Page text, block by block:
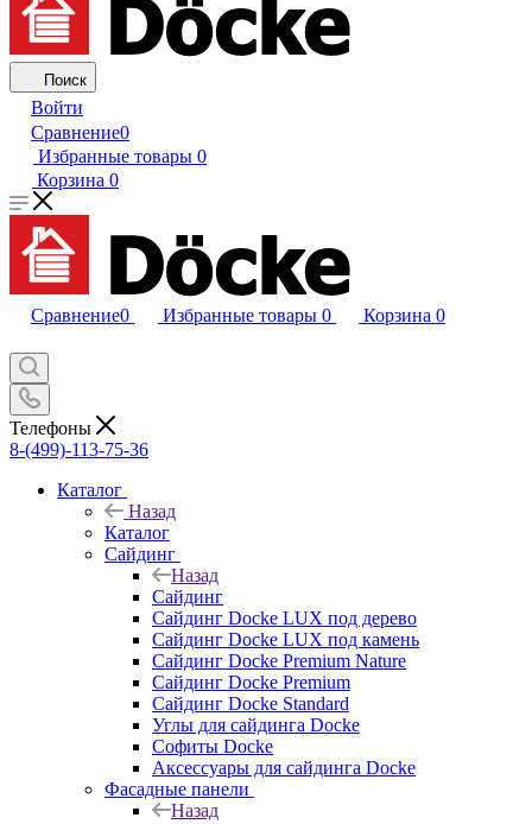
Поиск
Войти
Сравнение0
Избранные товары 0
Корзина 0
Сравнение0 Избранные товары 0 Корзина 0
Телефоны
8-(499)-113-75-36
Каталог
Назад
Каталог
Сайдинг
Назад
Сайдинг
Сайдинг Docke LUX под дерево
Сайдинг Docke LUX под камень
Сайдинг Docke Premium Nature
Сайдинг Docke Premium
Сайдинг Docke Standard
Углы для сайдинга Docke
Софиты Docke
Аксессуары для сайдинга Docke
Фасадные панели
Назад